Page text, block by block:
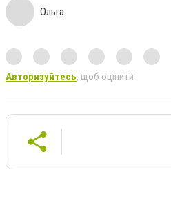
Ольга
Авторизуйтесь, щоб оцінити